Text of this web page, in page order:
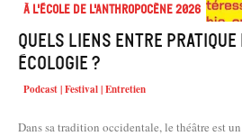
À l'école de l'Anthropocène 2026
Quels liens entre
écologie ?
Podcast | Festival | Entretien
Dans sa tradition occidentale, le théâtre est